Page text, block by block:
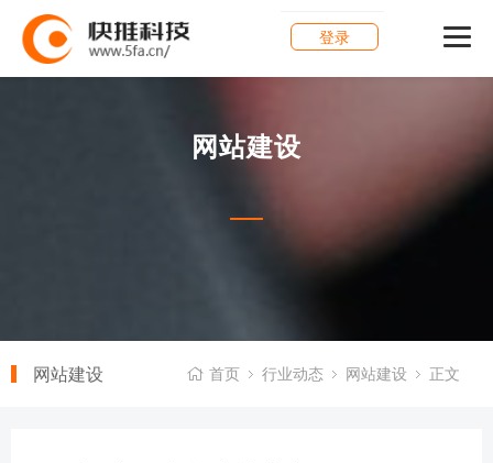
登录
网站建设
网站建设 首页 行业动态 网站建设 正文